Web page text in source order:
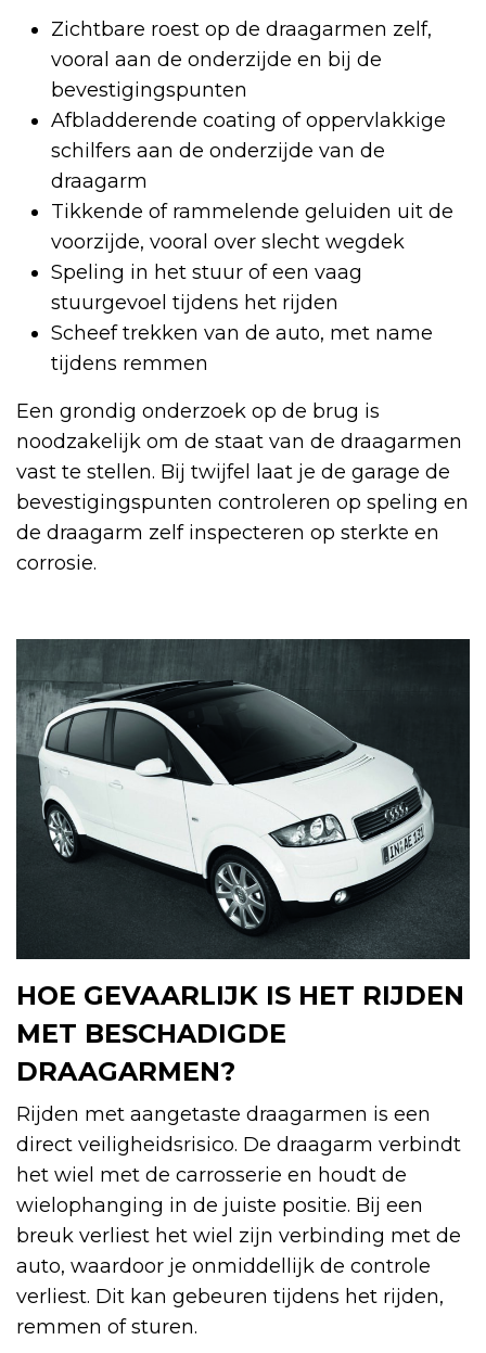
Zichtbare roest op de draagarmen zelf,
vooral aan de onderzijde en bij de
bevestigingspunten
Afbladderende coating of oppervlakkige
schilfers aan de onderzijde van de
draagarm
Tikkende of rammelende geluiden uit de
voorzijde, vooral over slecht wegdek
Speling in het stuur of een vaag
stuurgevoel tijdens het rijden
Scheef trekken van de auto, met name
tijdens remmen
Een grondig onderzoek op de brug is
noodzakelijk om de staat van de draagarmen
vast te stellen. Bij twijfel laat je de garage de
bevestigingspunten controleren op speling en
de draagarm zelf inspecteren op sterkte en
corrosie.
HOE GEVAARLIJK IS HET RIJDEN
MET BESCHADIGDE
DRAAGARMEN?
Rijden met aangetaste draagarmen is een
direct veiligheidsrisico. De draagarm verbindt
het wiel met de carrosserie en houdt de
wielophanging in de juiste positie. Bij een
breuk verliest het wiel zijn verbinding met de
auto, waardoor je onmiddellijk de controle
verliest. Dit kan gebeuren tijdens het rijden,
remmen of sturen.